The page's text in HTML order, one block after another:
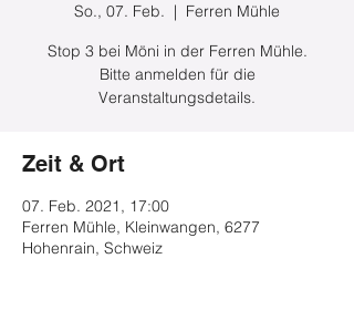
So., 07. Feb.
  |
Ferren Mühle
Stop 3 bei Möni in der Ferren Mühle.
Bitte anmelden für die
Veranstaltungsdetails.
Zeit & Ort
07. Feb. 2021, 17:00
Ferren Mühle, Kleinwangen, 6277
Hohenrain, Schweiz